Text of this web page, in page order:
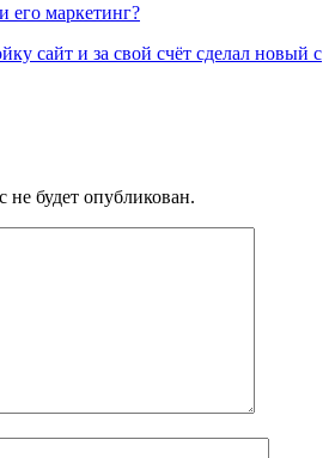
его маркетинг?
сайт и за свой счёт сделал новый с
будет опубликован.